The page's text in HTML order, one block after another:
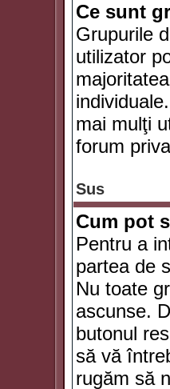
Ce sunt
Grupurile
utilizator
mai mulţi
forum
Sus
Cum pot
Pentru a
partea de
Nu toate
ascunse.
butonul
să vă
rugăm să